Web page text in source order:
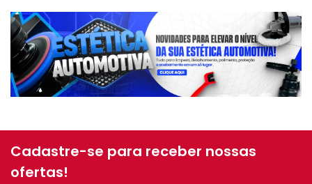
Cadastre-se para receber nossas
ofertas!